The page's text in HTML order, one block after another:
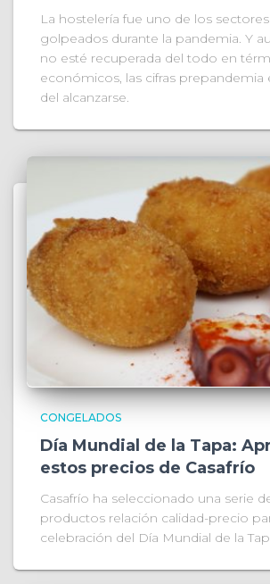
La hostelería fue uno de los
golpeados durante la pandemia. Y
no esté recuperada del todo en
económicos, las cifras prepandemia
del alcanzarse.
CONGELADOS
Día Mundial de la Tapa:
estos precios de Casafrío
Casafrío ha seleccionado una serie
productos relación calidad-precio
celebración del Día Mundial de la